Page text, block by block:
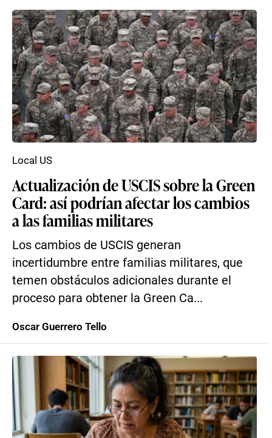
Actualización de USCIS sobre la Green
Card: así podrían afectar los cambios
a las familias militares
Los cambios de USCIS generan
incertidumbre entre familias militares, que
temen obstáculos adicionales durante el
proceso para obtener la Green Ca...
Local US
Oscar Guerrero Tello